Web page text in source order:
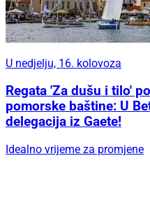
U nedjelju, 16. kolovoza
Regata 'Za dušu i tilo'
pomorske baštine: U
delegacija iz Gaete!
Idealno vrijeme za promjene